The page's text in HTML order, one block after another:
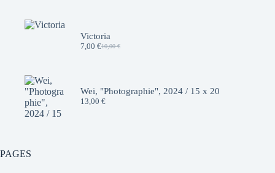
10,00 €.
7,00 €.
Victoria
10,00€
Le
10,00 €.
7,00 €Le
7,00 €.
Wei, "Photographie", 2024 / 15 x 20
13,00 €
PAGES